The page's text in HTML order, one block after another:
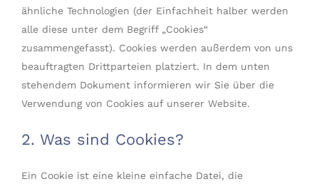
ähnliche Technologien (der Einfachheit halber werden
alle diese unter dem Begriff „Cookies“
zusammengefasst). Cookies werden außerdem von uns
beauftragten Drittparteien platziert. In dem unten
stehendem Dokument informieren wir Sie über die
Verwendung von Cookies auf unserer Website.
2. Was sind Cookies?
Ein Cookie ist eine kleine einfache Datei, die